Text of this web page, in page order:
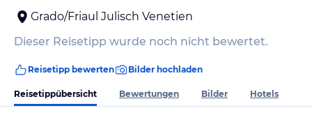
Grado/Friaul Julisch Venetien
Dieser Reisetipp wurde noch nicht bewertet.
Reisetipp bewerten Bilder hochladen
Reisetippübersicht Bewertungen Bilder Hotels